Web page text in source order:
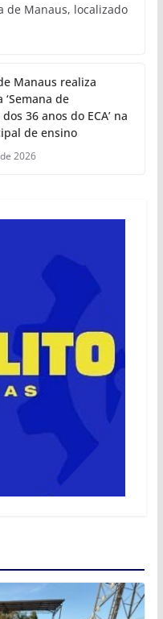
de Manaus, localizado
Manaus realiza
de
36 anos do ECA’ na
de ensino
2026